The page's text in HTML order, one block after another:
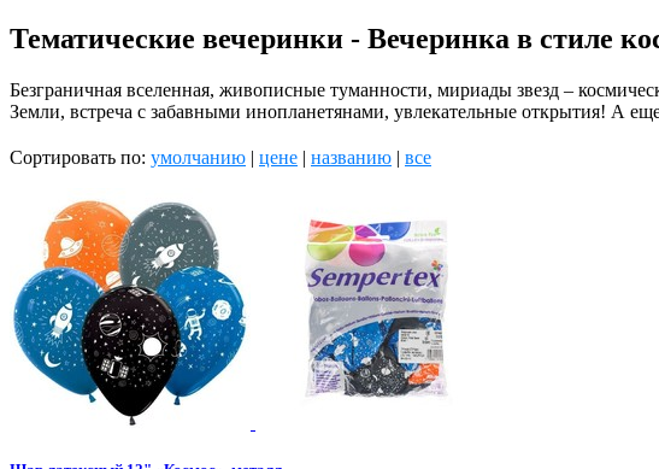
Тематические вечеринки - Вечеринка в стиле
Безграничная вселенная, живописные туманности, мириады звезд –
Земли, встреча с забавными инопланетянами, увлекательные открытия! А еще
Сортировать по: умолчанию | цене | названию | все